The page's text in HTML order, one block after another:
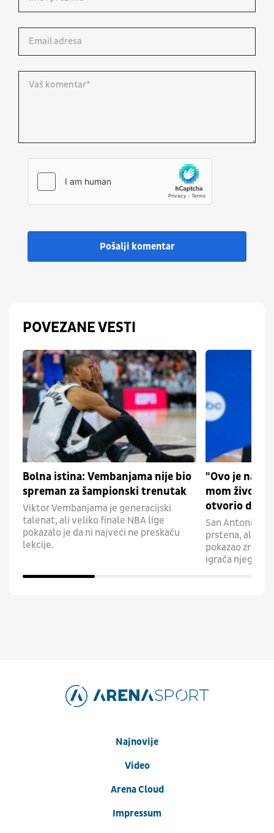
Pošalji komentar
POVEZANE VESTI
Bolna istina: Vembanjama nije bio
spreman za šampionski trenutak
Viktor Vembanjama je generacijski
talenat, ali veliko finale NBA lige
pokazalo je da ni najveći ne preskaču
lekcije.
"Ovo je
mom
otvorio dušu
San Antonio je
prstena, ali je
pokazao
igrača njegovih
Najnovije
Video
Arena Cloud
Impressum